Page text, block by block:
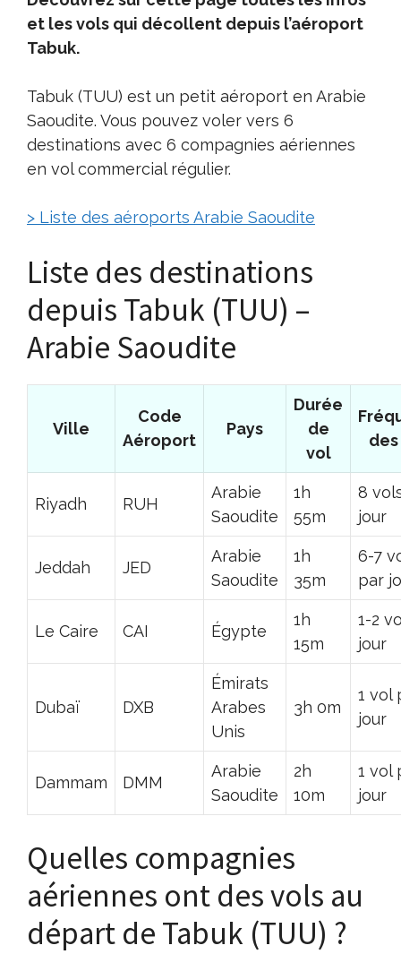
et les vols qui décollent depuis l’aéroport
Tabuk.
Tabuk (TUU) est un petit aéroport en Arabie
Saoudite. Vous pouvez voler vers 6
destinations avec 6 compagnies aériennes
en vol commercial régulier.
> Liste des aéroports Arabie Saoudite
Liste des destinations
depuis Tabuk (TUU) –
Arabie Saoudite
Ville
Code
Aéroport
Pays
Durée
de
vol
Riyadh RUH
Arabie
Saoudite
1h
55m
8
jour
Jeddah JED
Arabie
Saoudite
1h
35m
6-7
par
Le Caire CAI Égypte
1h
15m
1-2
jour
Dubaï DXB
Émirats
Arabes
Unis
3h 0m
1 vol
jour
Dammam DMM
Arabie
Saoudite
2h
10m
1 vol
jour
Quelles compagnies
aériennes ont des vols au
départ de Tabuk (TUU) ?